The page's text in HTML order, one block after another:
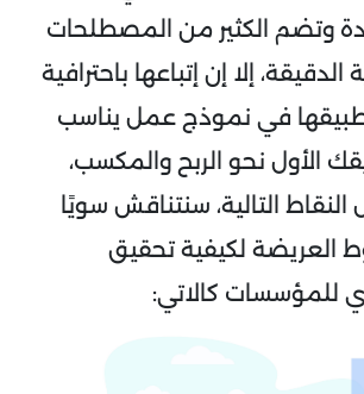
وتضم الكثير من المصطلحات
الدقيقة، إلا إن إتباعها باحترافية
في نموذج عمل يناسب
الأول نحو الربح والمكسب،
التالية، سنتناقش سويًا
العريضة لكيفية تحقيق
للمؤسسات كالاتي: